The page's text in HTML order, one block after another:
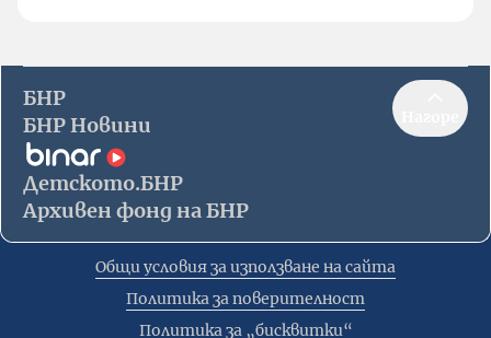
БНР
БНР Новини
Детското.БНР
Архивен фонд на БНР
Общи условия за използване на сайта
Политика за поверителност
Политика за „бисквитки“